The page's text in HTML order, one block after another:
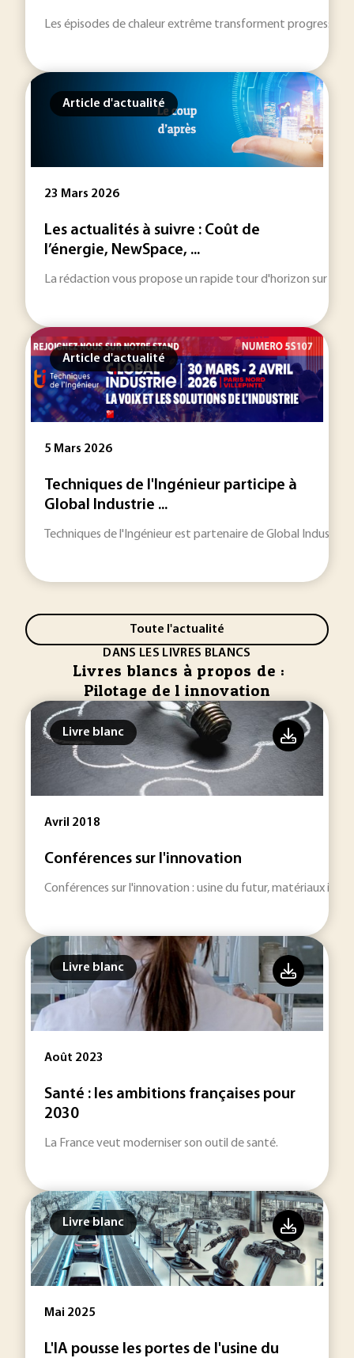
Les épisodes de chaleur extrême transforment
Article d'actualité
23 Mars 2026
Les actualités à suivre : Coût de
l’énergie, NewSpace, ...
La rédaction vous propose un rapide tour d'horizon sur les
Article d'actualité
5 Mars 2026
Techniques de l'Ingénieur participe à
Global Industrie ...
Techniques de l'Ingénieur est partenaire de Global Industrie
Toute l'actualité
DANS LES LIVRES BLANCS
Livres blancs à propos de :
Pilotage de l innovation
Livre blanc
Avril 2018
Conférences sur l'innovation
Conférences sur l'innovation : usine du futur, matériaux
Livre blanc
Août 2023
Santé : les ambitions françaises pour
2030
La France veut moderniser son outil de santé.
Livre blanc
Mai 2025
L'IA pousse les portes de l'usine du